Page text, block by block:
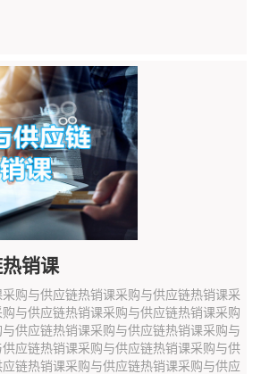
销课
购与供应链热销课采购与供应链热销课采
与供应链热销课采购与供应链热销课采购
供应链热销课采购与供应链热销课采购与
应链热销课采购与供应链热销课采购与供
链热销课采购与供应链热销课采购与供应